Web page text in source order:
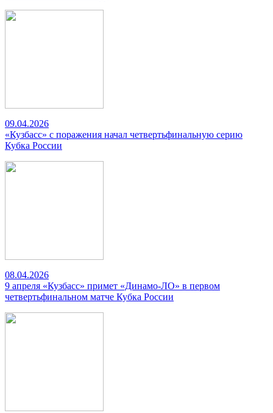
09.04.2026
«Кузбасс» с поражения начал четвертьфинальную серию
Кубка России
08.04.2026
9 апреля «Кузбасс» примет «Динамо-ЛО» в первом
четвертьфинальном матче Кубка России